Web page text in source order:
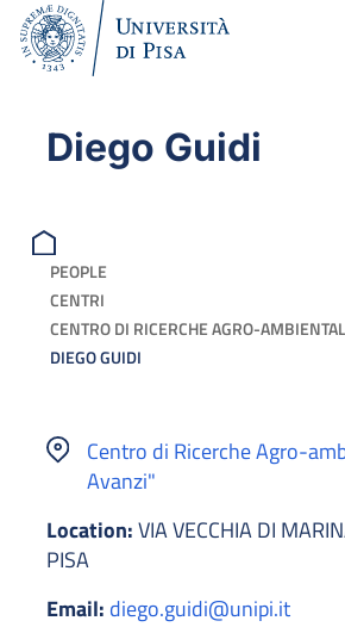
Diego Guidi
PEOPLE
CENTRI
CENTRO DI RICERCHE AGRO-
DIEGO GUIDI
Centro di Ricerche Agro-
Avanzi"
Location:VIA VECCHIA DI
PISA
Email: diego.guidi@unipi.it